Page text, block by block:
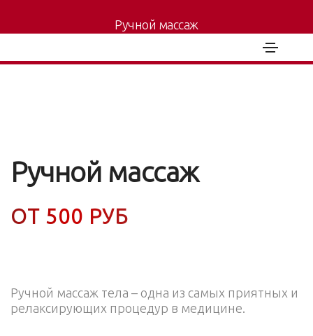
Ручной массаж
Ручной массаж
ОТ 500 РУБ
Ручной массаж тела – одна из самых приятных и
релаксирующих процедур в медицине.